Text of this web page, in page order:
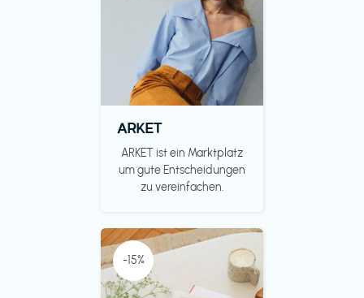
ARKET
ARKET ist ein Marktplatz
um gute Entscheidungen
zu vereinfachen.
-15%